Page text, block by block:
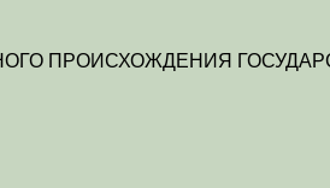
ПРОИСХОЖДЕНИЯ